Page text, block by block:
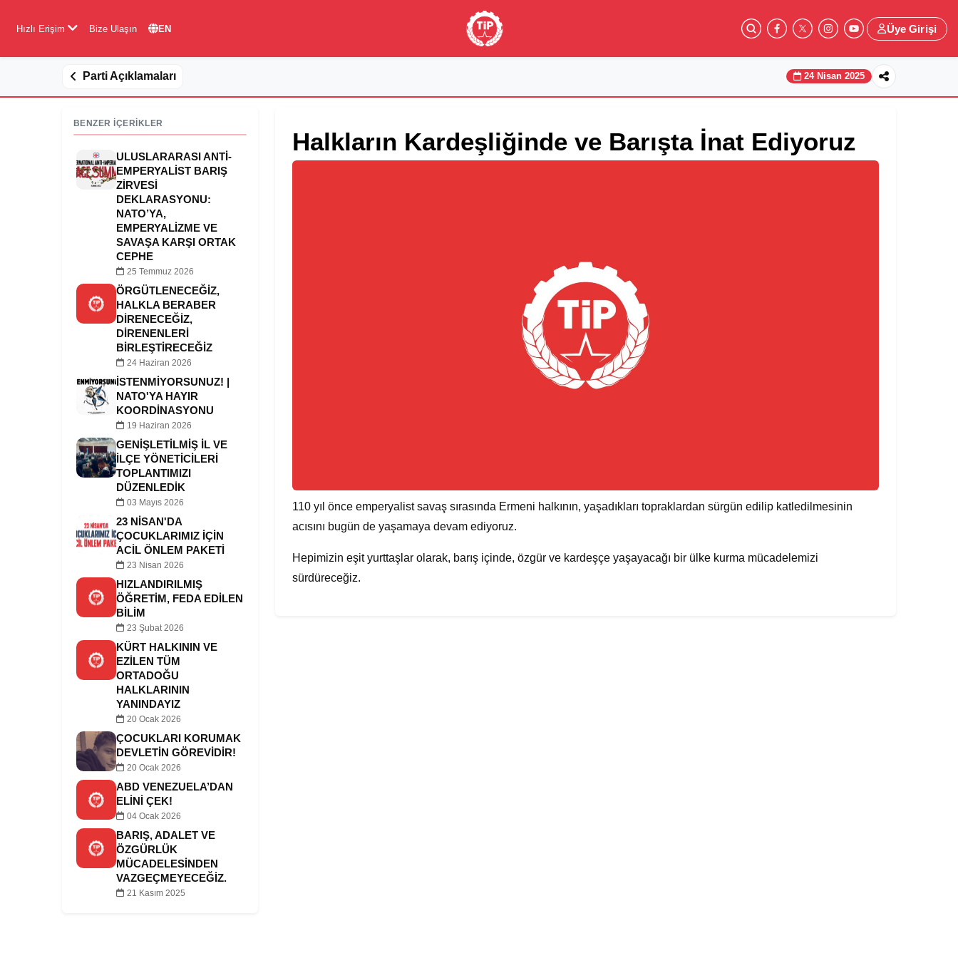
Hızlı Erişim Bize Ulaşın EN Üye Girişi
Parti Açıklamaları 24 Nisan 2025
BENZER İÇERİKLER
ULUSLARARASI ANTI-
EMPERYALIST BARIŞ
ZIRVESI
DEKLARASYONU:
NATO’YA,
EMPERYALIZME VE
SAVAŞA KARŞI ORTAK
CEPHE
25 Temmuz 2026
ÖRGÜTLENECEĞİZ,
HALKLA BERABER
DİRENECEĞİZ,
DİRENENLERİ
BİRLEŞTİRECEĞİZ
24 Haziran 2026
İSTENMİYORSUNUZ! |
NATO'YA HAYIR
KOORDINASYONU
19 Haziran 2026
GENIŞLETILMIŞ İL VE
İLÇE YÖNETICILERI
TOPLANTIMIZI
DÜZENLEDIK
03 Mayıs 2026
23 NISAN'DA
ÇOCUKLARIMIZ IÇIN
ACIL ÖNLEM PAKETI
23 Nisan 2026
HIZLANDIRILMIŞ
ÖĞRETIM, FEDA EDILEN
BILIM
23 Şubat 2026
KÜRT HALKININ VE
EZILEN TÜM
ORTADOĞU
HALKLARININ
YANINDAYIZ
20 Ocak 2026
ÇOCUKLARI KORUMAK
DEVLETIN GÖREVIDIR!
20 Ocak 2026
ABD VENEZUELA’DAN
ELINI ÇEK!
04 Ocak 2026
BARIŞ, ADALET VE
ÖZGÜRLÜK
MÜCADELESINDEN
VAZGEÇMEYECEĞIZ.
21 Kasım 2025
Halkların Kardeşliğinde ve Barışta İnat Ediyoruz
110 yıl önce emperyalist savaş sırasında Ermeni halkının, yaşadıkları topraklardan sürgün edilip katledilmesinin
acısını bugün de yaşamaya devam ediyoruz.
Hepimizin eşit yurttaşlar olarak, barış içinde, özgür ve kardeşçe yaşayacağı bir ülke kurma mücadelemizi
sürdüreceğiz.